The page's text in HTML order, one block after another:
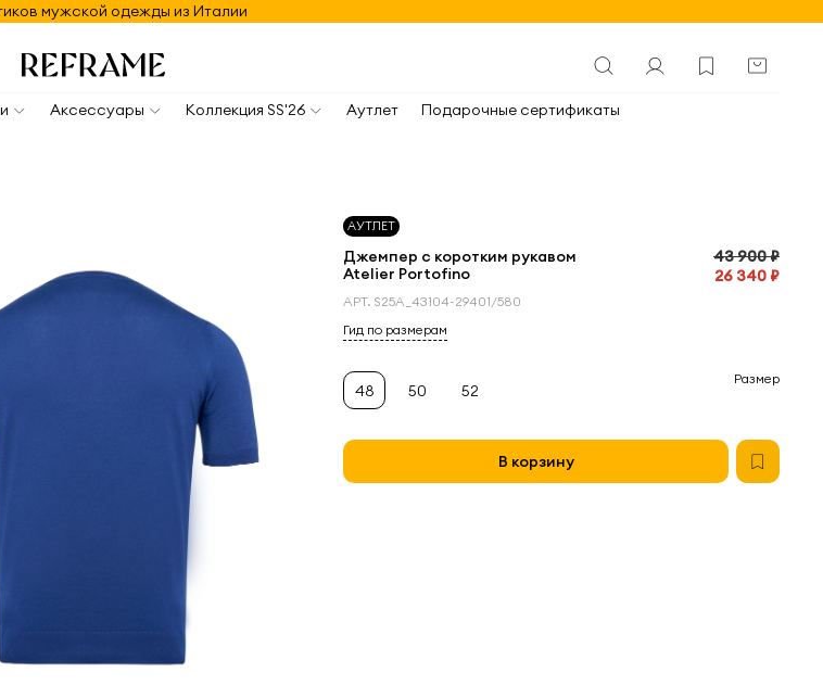
мужской одежды из Италии
Аксессуары Коллекция SS'26 Аутлет Подарочные сертификаты
АУТЛЕТ
Джемпер с коротким рукавом
Atelier Portofino
43 900 ₽
26 340 ₽
АРТ.S25A_43104-29401/580
Гид по размерам
В корзину
Размер
48 50 52